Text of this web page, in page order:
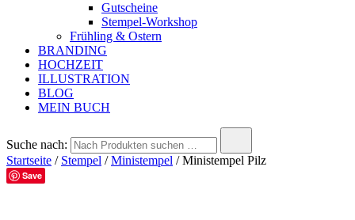
Gutscheine
Stempel-Workshop
Frühling & Ostern
BRANDING
HOCHZEIT
ILLUSTRATION
BLOG
MEIN BUCH
Suche nach:
Startseite / Stempel /Ministempel / Ministempel Pilz
Save